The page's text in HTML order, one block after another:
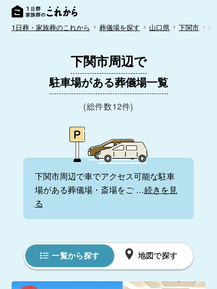
1日葬・家族葬のこれから 葬儀場を探す 山口県 下関市 駐
下関市周辺で
駐車場がある葬儀場一覧
(総件数12件)
下関市周辺で車でアクセス可能な駐車
場がある葬儀場・斎場をご …続きを見
る
一覧から探す 地図で探す